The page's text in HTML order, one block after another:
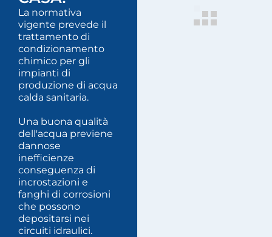
La normativa
vigente prevede il
trattamento di
condizionamento
chimico per gli
impianti di
produzione di acqua
calda sanitaria.
Una buona qualità
dell'acqua previene
dannose
inefficienze
conseguenza di
incrostazioni e
fanghi di corrosioni
che possono
depositarsi nei
circuiti idraulici.